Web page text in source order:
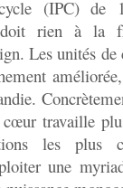
(IPC) de
rien à la
Les unités
cœur travaille
les plus
une